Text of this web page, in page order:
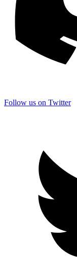
Follow us on Twitter